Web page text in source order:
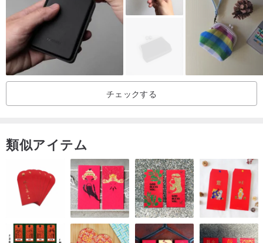
- ストラップの長さ 16.5 cm
- 素材：本革 (ナッパ、エプソン、ソフトレザー)
- 裏地：ブラックナイロン
- カードスロット：各サイドに2つ + 中央に1つ = 合計5枚収納可能
- 金具：マットブラックのキーリング
チェックする
類似アイテム